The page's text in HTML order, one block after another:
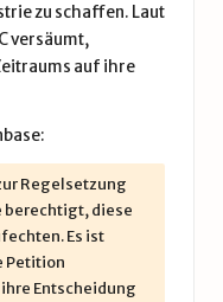
zu schaffen. Laut
versäumt,
auf ihre
Regelsetzung
berechtigt, diese
Es ist
Petition
Entscheidung